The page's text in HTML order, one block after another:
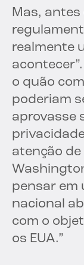
Mas, antes
realmente
o quão
poderiam
aprovasse
atenção
pensar em
nacional
com o
os EUA.”